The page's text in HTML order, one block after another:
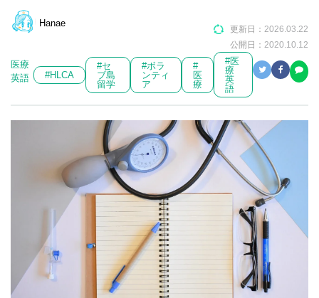
Hanae
更新日： 2026.03.22
公開日： 2020.10.12
医療
英語
#HLCA
#セ
ブ島
留学
#ボラ
ンティ
ア
#
医
療
#医
療
英
語